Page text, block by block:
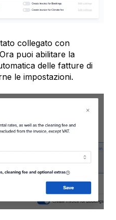
collegato con
puoi abilitare la
delle fatture di
le impostazioni.